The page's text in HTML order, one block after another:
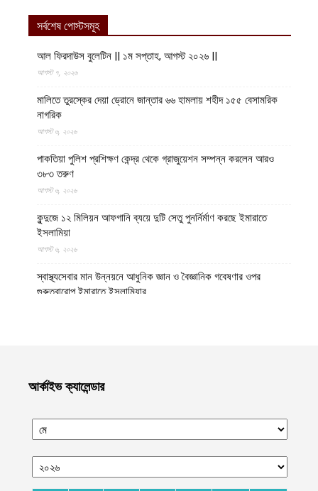
সর্বশেষ পোস্টসমূহ
আল ফিরদাউস বুলেটিন || ১ম সপ্তাহ, আগস্ট ২০২৬ ||
আগস্ট ৭, ২০২৬
মালিতে তুরস্কের দেয়া ড্রোনে জান্তার ৬৬ হামলায় শহীদ ১৫৫ বেসামরিক
নাগরিক
আগস্ট ৬, ২০২৬
পাকতিয়া পুলিশ প্রশিক্ষণ কেন্দ্র থেকে গ্রাজুয়েশন সম্পন্ন করলেন আরও
৩৮৩ তরুণ
আগস্ট ৬, ২০২৬
কুন্দুজে ১২ মিলিয়ন আফগানি ব্যয়ে দুটি সেতু পুনর্নির্মাণ করছে ইমারাতে
ইসলামিয়া
আগস্ট ৬, ২০২৬
স্বাস্থ্যসেবার মান উন্নয়নে আধুনিক জ্ঞান ও বৈজ্ঞানিক গবেষণার ওপর
গুরুত্বারোপ ইমারাতে ইসলামিয়ার
ভিডিও || আফগানিস্তানের কুনার প্রদেশে গত বছরের ভূমিকম্পে ক্ষতিগ্রস্ত
আগস্ট ৬, ২০২৬
ভারত, পাকিস্তান ও বাংলাদেশের মাদ্রাসাগুলোতে সন্ত্রাসবাদ তৈরি হচ্ছে বলে
আর্কাইভ ক্যালেন্ডার